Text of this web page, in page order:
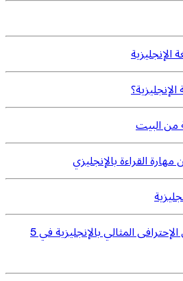
الإنجليزية
الإنجليزية؟
من البيت
القراءة بالإنجليزي
كيفية كتابة البريد الإلكتروني الإحترافى المثالي بالإنجليزية في 5